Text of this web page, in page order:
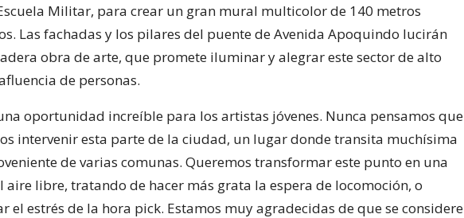
Militar, para crear un gran mural multicolor de 140 metros
Las fachadas y los pilares del puente de Avenida Apoquindo lucirán
obra de arte, que promete iluminar y alegrar este sector de alto
de personas.
oportunidad increíble para los artistas jóvenes. Nunca pensamos que
intervenir esta parte de la ciudad, un lugar donde transita muchísima
de varias comunas. Queremos transformar este punto en una
aire libre, tratando de hacer más grata la espera de locomoción, o
el estrés de la hora pick. Estamos muy agradecidas de que se considere